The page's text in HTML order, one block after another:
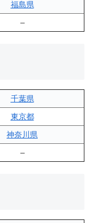
福島県
–
千葉県
東京都
神奈川県
–